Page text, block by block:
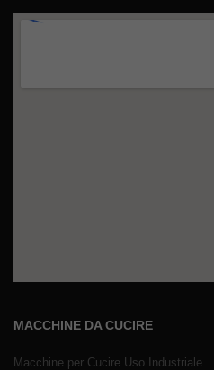
MACCHINE DA CUCIRE
Macchine per Cucire Uso Industriale